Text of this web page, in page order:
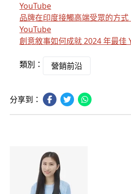
YouTube
品牌在印度接觸高端受眾的方式
YouTube
創意敘事如何成就 2024 年最佳
類別： 營銷前沿
分享到：